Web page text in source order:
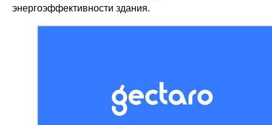
энергоэффективности здания.